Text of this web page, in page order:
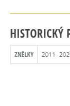
HISTORICKÝ
ZNĚLKY